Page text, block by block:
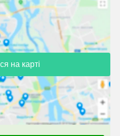
на карті